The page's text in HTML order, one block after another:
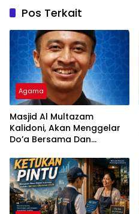
Pos Terkait
Agama
Masjid Al Multazam
Kalidoni, Akan Menggelar
Do’a Bersama Dan
RI Ke-81 Dengan
Pembicara Ustadz Qoim
Nur’aini M.Pd